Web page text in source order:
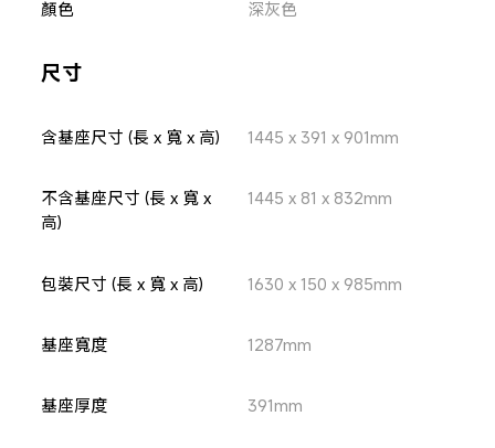
顏色 深灰色
尺寸
含基座尺寸 (長 x 寬 x 高) 1445 x 391 x 901mm
不含基座尺寸 (長 x 寬 x
高)
1445 x 81 x 832mm
包裝尺寸 (長 x 寬 x 高) 1630 x 150 x 985mm
基座寬度 1287mm
基座厚度 391mm